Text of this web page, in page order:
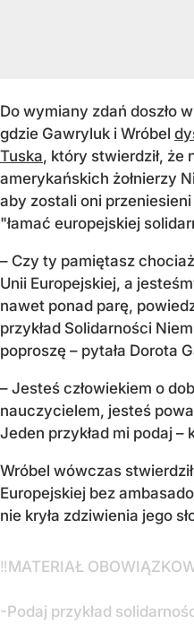
Do wymiany zdań doszło
gdzie Gawryluk i Wróbel
Tuska, który stwierdził,
amerykańskich żołnierzy
aby zostali oni
"łamać europejskiej
– Czy ty pamiętasz
Unii Europejskiej, a
nawet ponad parę,
przykład Solidarności
poproszę – pytała Dorota
– Jesteś człowiekiem o
nauczycielem, jesteś
Jeden przykład mi podaj –
Wróbel wówczas
Europejskiej bez
nie kryła zdziwienia jego
‼️MATERIAŁ
-Podaj przykład